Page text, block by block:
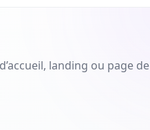
landing ou page de